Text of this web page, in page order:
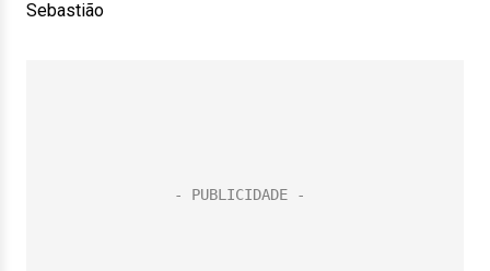
Sebastião